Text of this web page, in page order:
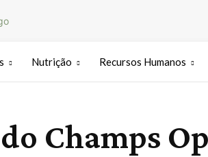
Nutrição Recursos Humanos
Champs